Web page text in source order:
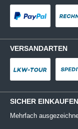
VERSANDARTEN
SICHER EINKAUFEN
Mehrfach